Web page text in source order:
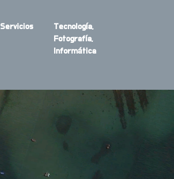
Servicios
Tecnología,
Fotografía,
Informática